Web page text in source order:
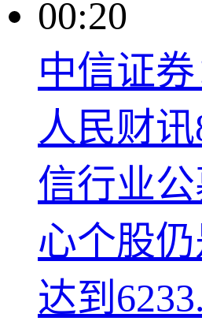
00:20
中信证
人民财
信行业
心个股
达到